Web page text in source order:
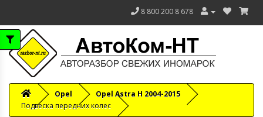
8 800 200 8 678
Opel
Opel Astra H 2004-2015
Подвеска передних колес